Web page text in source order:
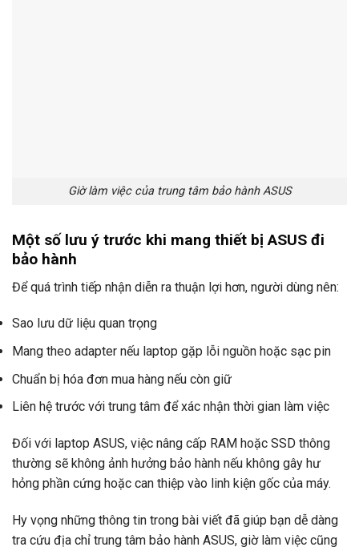
Giờ làm việc của trung tâm bảo hành ASUS
Một số lưu ý trước khi mang thiết bị ASUS đi
bảo hành
Để quá trình tiếp nhận diễn ra thuận lợi hơn, người dùng nên:
Sao lưu dữ liệu quan trọng
Mang theo adapter nếu laptop gặp lỗi nguồn hoặc sạc pin
Chuẩn bị hóa đơn mua hàng nếu còn giữ
Liên hệ trước với trung tâm để xác nhận thời gian làm việc
Đối với laptop ASUS, việc nâng cấp RAM hoặc SSD thông
thường sẽ không ảnh hưởng bảo hành nếu không gây hư
hỏng phần cứng hoặc can thiệp vào linh kiện gốc của máy.
Hy vọng những thông tin trong bài viết đã giúp bạn dễ dàng
tra cứu địa chỉ trung tâm bảo hành ASUS, giờ làm việc cũng